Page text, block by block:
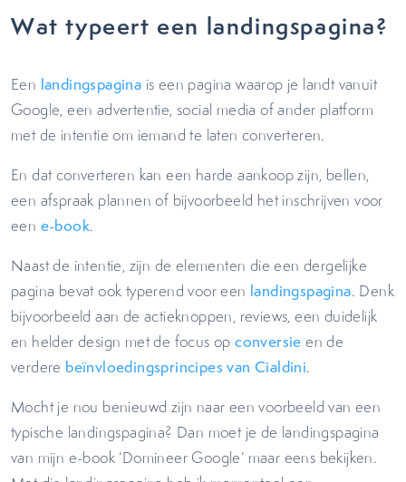
Wat typeert een landingspagina?
Een landingspagina is een pagina waarop je landt vanuit
Google, een advertentie, social media of ander platform
met de intentie om iemand te laten converteren.
En dat converteren kan een harde aankoop zijn, bellen,
een afspraak plannen of bijvoorbeeld het inschrijven voor
een e-book.
Naast de intentie, zijn de elementen die een dergelijke
pagina bevat ook typerend voor een landingspagina. Denk
bijvoorbeeld aan de actieknoppen, reviews, een duidelijk
en helder design met de focus opconversie en de
verdere beïnvloedingsprincipes van Cialdini.
Mocht je nou benieuwd zijn naar een voorbeeld van een
typische landingspagina? Dan moet je de landingspagina
van mijn e-book ‘Domineer Google’ maar eens bekijken.